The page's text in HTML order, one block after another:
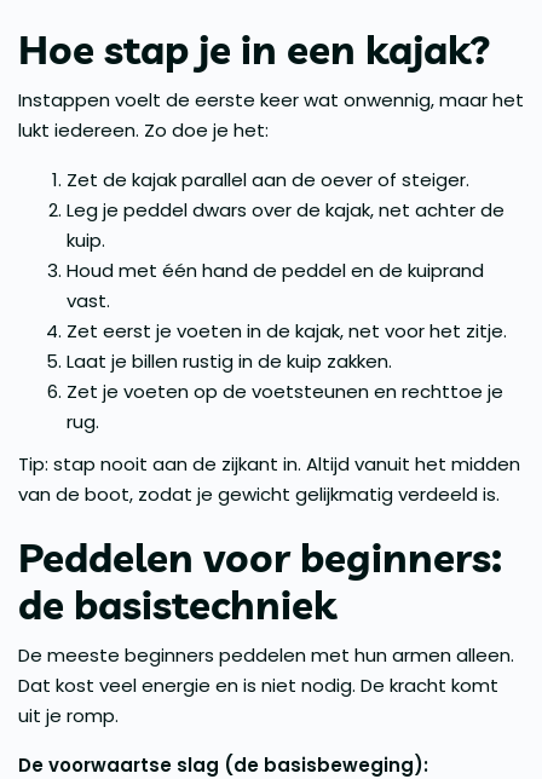
Hoe stap je in een kajak?
Instappen voelt de eerste keer wat onwennig, maar het
lukt iedereen. Zo doe je het:
Zet de kajak parallel aan de oever of steiger.
Leg je peddel dwars over de kajak, net achter de
kuip.
Houd met één hand de peddel en de kuiprand
vast.
Zet eerst je voeten in de kajak, net voor het zitje.
Laat je billen rustig in de kuip zakken.
Zet je voeten op de voetsteunen en rechttoe je
rug.
Tip: stap nooit aan de zijkant in. Altijd vanuit het midden
van de boot, zodat je gewicht gelijkmatig verdeeld is.
Peddelen voor beginners:
de basistechniek
De meeste beginners peddelen met hun armen alleen.
Dat kost veel energie en is niet nodig. De kracht komt
uit je romp.
De voorwaartse slag (de basisbeweging):